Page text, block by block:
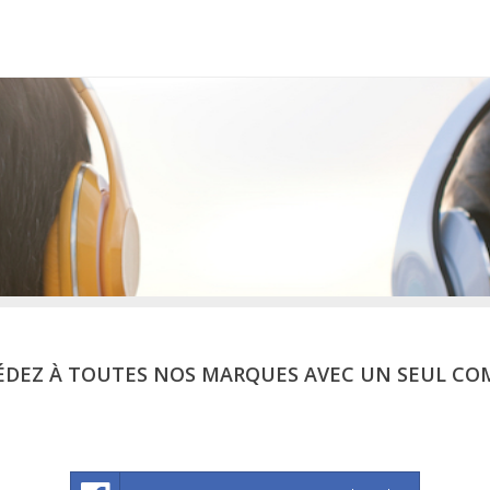
À TOUTES NOS MARQUES AVEC UN SEUL